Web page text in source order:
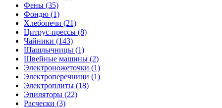
Фены (35)
Фондю (1)
Хлебопечи (21)
Цитрус-прессы (8)
Чайники (143)
Шашлычницы (1)
Швейные машины (2)
Электроножеточки (1)
Электроперечници (1)
Электроплиты (18)
Эпиляторы (22)
Расчески (3)